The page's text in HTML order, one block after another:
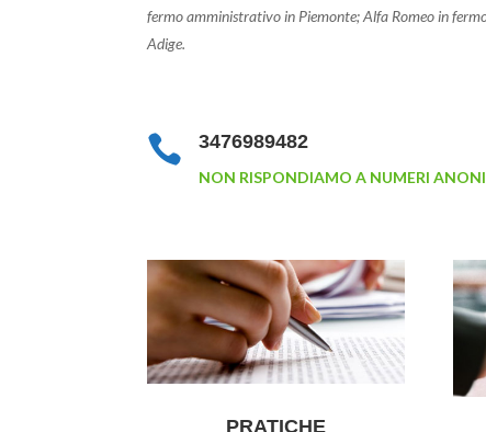
fermo amministrativo in Piemonte; Alfa Romeo in
Adige.
 3476989482
NON RISPONDIAMO A NUMERI
PRATICHE